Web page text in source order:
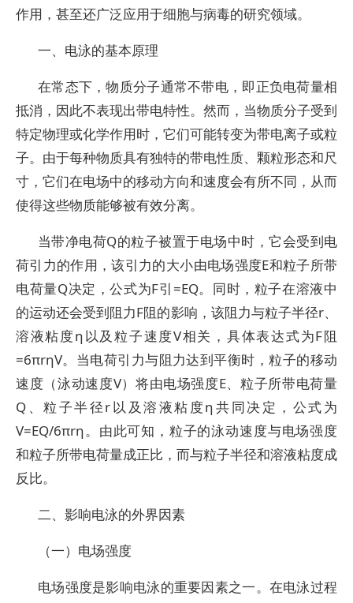
作用，甚至还广泛应用于细胞与病毒的研究领域。
一、电泳的基本原理
在常态下，物质分子通常不带电，即正负电荷量相
抵消，因此不表现出带电特性。然而，当物质分子受到
特定物理或化学作用时，它们可能转变为带电离子或粒
子。由于每种物质具有独特的带电性质、颗粒形态和尺
寸，它们在电场中的移动方向和速度会有所不同，从而
使得这些物质能够被有效分离。
当带净电荷Q的粒子被置于电场中时，它会受到电
荷引力的作用，该引力的大小由电场强度E和粒子所带
电荷量Q决定，公式为F引=EQ。同时，粒子在溶液中
的运动还会受到阻力F阻的影响，该阻力与粒子半径r、
溶液粘度η以及粒子速度V相关，具体表达式为F阻
=6πrηV。当电荷引力与阻力达到平衡时，粒子的移动
速度（泳动速度V）将由电场强度E、粒子所带电荷量
Q、粒子半径r以及溶液粘度η共同决定，公式为
V=EQ/6πrη。由此可知，粒子的泳动速度与电场强度
和粒子所带电荷量成正比，而与粒子半径和溶液粘度成
反比。
二、影响电泳的外界因素
（一）电场强度
电场强度是影响电泳的重要因素之一。在电泳过程